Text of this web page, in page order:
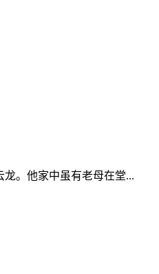
。他家中虽有老母在堂...